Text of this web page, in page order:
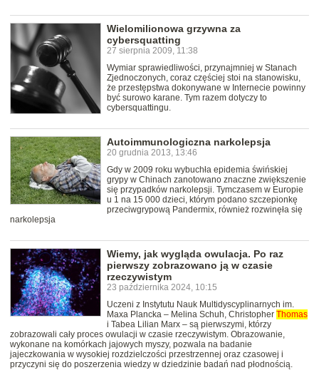
Wielomilionowa grzywna za
cybersquatting
27 sierpnia 2009, 11:38
Wymiar sprawiedliwości, przynajmniej w Stanach
Zjednoczonych, coraz częściej stoi na stanowisku,
że przestępstwa dokonywane w Internecie powinny
być surowo karane. Tym razem dotyczy to
cybersquattingu.
Autoimmunologiczna narkolepsja
20 grudnia 2013, 13:46
Gdy w 2009 roku wybuchła epidemia świńskiej
grypy w Chinach zanotowano znaczne zwiększenie
się przypadków narkolepsji. Tymczasem w Europie
u 1 na 15 000 dzieci, którym podano szczepionkę
przeciwgrypową Pandermix, również rozwinęła się
narkolepsja
Wiemy, jak wygląda owulacja. Po raz
pierwszy zobrazowano ją w czasie
rzeczywistym
23 października 2024, 10:15
Uczeni z Instytutu Nauk Multidyscyplinarnych im.
Maxa Plancka – Melina Schuh, Christopher Thomas
i Tabea Lilian Marx – są pierwszymi, którzy
zobrazowali cały proces owulacji w czasie rzeczywistym. Obrazowanie,
wykonane na komórkach jajowych myszy, pozwala na badanie
jajeczkowania w wysokiej rozdzielczości przestrzennej oraz czasowej i
przyczyni się do poszerzenia wiedzy w dziedzinie badań nad płodnością.